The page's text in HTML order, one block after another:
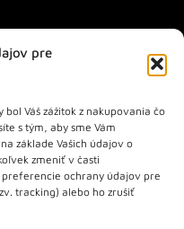
pre
Váš zážitok z nakupovania čo
s tým, aby sme Vám
základe Vašich údajov o
zmeniť v časti
ochrany údajov pre
tracking) alebo ho zrušiť
od roku 2010. Na našej
1000+ značkových